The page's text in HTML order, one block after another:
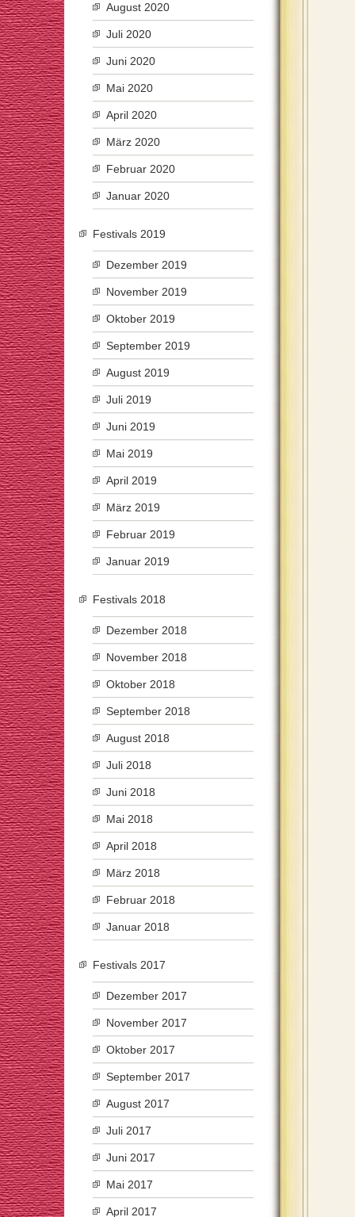
August 2020
Juli 2020
Juni 2020
Mai 2020
April 2020
März 2020
Februar 2020
Januar 2020
Festivals 2019
Dezember 2019
November 2019
Oktober 2019
September 2019
August 2019
Juli 2019
Juni 2019
Mai 2019
April 2019
März 2019
Februar 2019
Januar 2019
Festivals 2018
Dezember 2018
November 2018
Oktober 2018
September 2018
August 2018
Juli 2018
Juni 2018
Mai 2018
April 2018
März 2018
Februar 2018
Januar 2018
Festivals 2017
Dezember 2017
November 2017
Oktober 2017
September 2017
August 2017
Juli 2017
Juni 2017
Mai 2017
April 2017